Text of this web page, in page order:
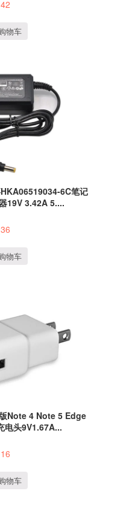
42
物车
6C笔记
19V 3.42A 5....
36
物车
Note 4 Note 5 Edge
电头9V1.67A...
16
物车